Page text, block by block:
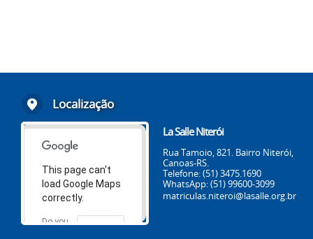
Localização
This page can't
load Google Maps
correctly.
Do you
OK
La Salle Niterói
Rua Tamoio, 821. Bairro Niterói,
Canoas-RS.
Telefone: (51) 3475.1690
WhatsApp: (51) 99600-3099
matriculas.niteroi@lasalle.org.br